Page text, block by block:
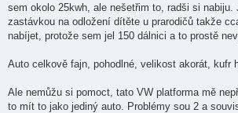
e
k
sem okolo 25kwh, ale nešetřim to, radši si nabiju.
zastávkou na odložení dítěte u prarodičů takže
nabíjet, protože sem jel 150 dálnici a to prostě
Auto celkově fajn, pohodlné, velikost akorát, kufr
Ale nemůžu si pomoct, tato VW platforma mě
to mít to jako jediný auto. Problémy sou 2 a